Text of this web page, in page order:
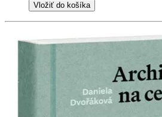
Vložiť do košíka